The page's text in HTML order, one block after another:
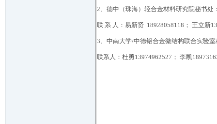
2、德中（珠海）轻合金材料研究院秘书处
联 系 人：易新贤 18928058118； 王立新
3、中南大学/中德铝合金微结构联合实验
联系人：杜勇13974962527； 李凯